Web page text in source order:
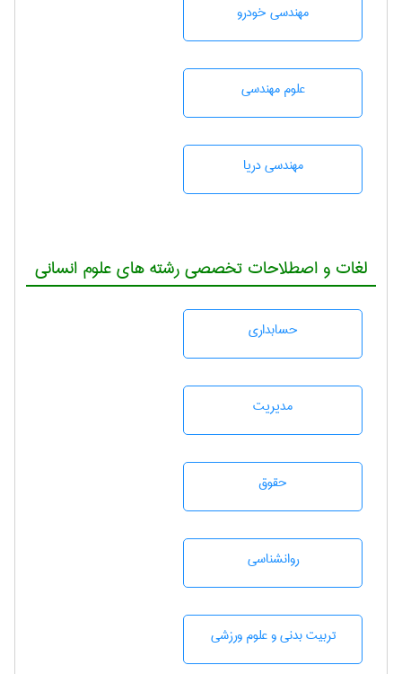
مهندسی خودرو
علوم مهندسی
مهندسی دریا
لغات و اصطلاحات تخصصی رشته های علوم انسانی
حسابداری
مديريت
حقوق
روانشناسی
تربيت بدنی و علوم ورزشی